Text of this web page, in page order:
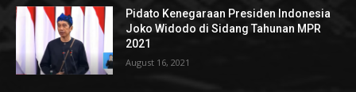
Pidato Kenegaraan Presiden Indonesia
Joko Widodo di Sidang Tahunan MPR
2021
August 16, 2021